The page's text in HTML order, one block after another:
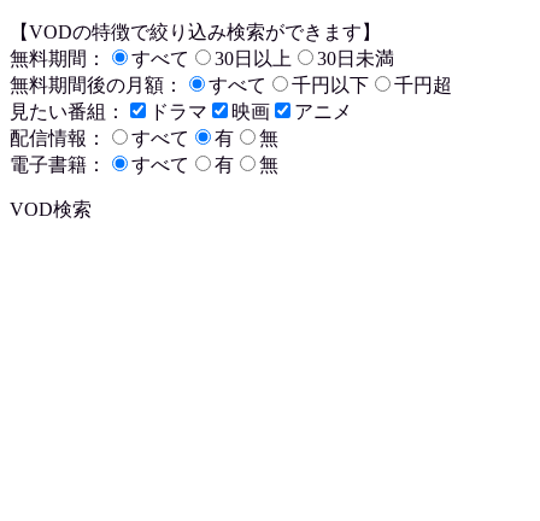
【VODの特徴で絞り込み検索ができます】
無料期間：
すべて 30日以上
30日未満
無料期間後の月額：
すべて 千円以下
千円超
見たい番組：
ドラマ 映画
アニメ
配信情報：
すべて 有
無
電子書籍：
すべて 有 無
VOD検索